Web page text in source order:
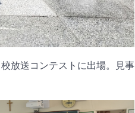
放送コンテストに出場。見事